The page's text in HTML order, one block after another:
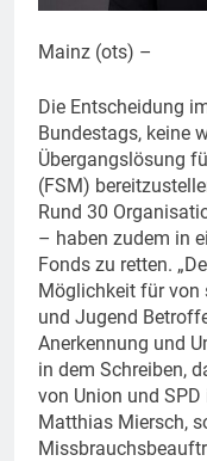
Mainz (ots) –
Die Entscheidung
Bundestags, keine
Übergangslösung
(FSM)
Rund 30
– haben zudem in
Fonds zu retten.
Möglichkeit für von
und Jugend
Anerkennung und
in dem Schreiben,
von Union und
Matthias Miersch,